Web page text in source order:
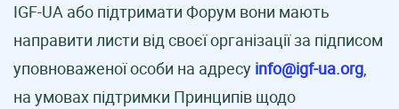
IGF-UA або підтримати Форум вони мають
направити листи від своєї організації за підписом
уповноваженої особи на адресу info@igf-ua.org,
на умовах підтримки Принципів щодо